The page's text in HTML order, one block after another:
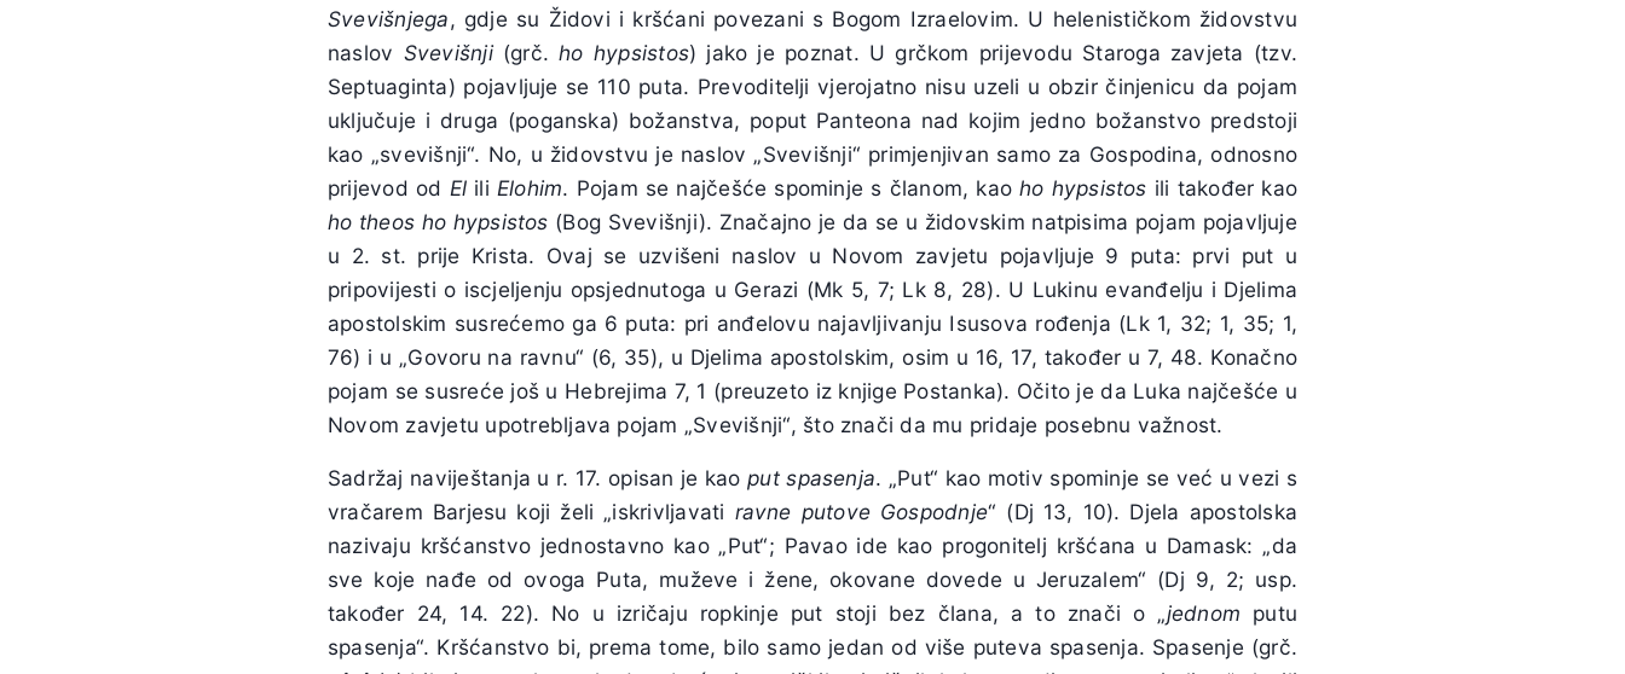
Svevišnjega, gdje su Židovi i kršćani povezani s Bogom Izraelovim. U helenističkom židovstvu
naslov Svevišnji (grč.ho hypsistos) jako je poznat. U grčkom prijevodu Staroga zavjeta (tzv.
Septuaginta) pojavljuje se 110 puta. Prevoditelji vjerojatno nisu uzeli u obzir činjenicu da pojam
uključuje i druga (poganska) božanstva, poput Panteona nad kojim jedno božanstvo predstoji
kao „svevišnji“. No, u židovstvu je naslov „Svevišnji“ primjenjivan samo za Gospodina, odnosno
prijevod od El ili Elohim. Pojam se najčešće spominje s članom, kaoho hypsistos ili također kao
ho theos ho hypsistos (Bog Svevišnji). Značajno je da se u židovskim natpisima pojam pojavljuje
u 2. st. prije Krista. Ovaj se uzvišeni naslov u Novom zavjetu pojavljuje 9 puta: prvi put u
pripovijesti o iscjeljenju opsjednutoga u Gerazi (Mk 5, 7; Lk 8, 28). U Lukinu evanđelju i Djelima
apostolskim susrećemo ga 6 puta: pri anđelovu najavljivanju Isusova rođenja (Lk 1, 32; 1, 35; 1,
76) i u „Govoru na ravnu“ (6, 35), u Djelima apostolskim, osim u 16, 17, također u 7, 48. Konačno
pojam se susreće još u Hebrejima 7, 1 (preuzeto iz knjige Postanka). Očito je da Luka najčešće u
Novom zavjetu upotrebljava pojam „Svevišnji“, što znači da mu pridaje posebnu važnost.
Sadržaj naviještanja u r. 17. opisan je kaoput spasenja. „Put“ kao motiv spominje se već u vezi s
vračarem Barjesu koji želi „iskrivljavati ravne putove Gospodnje“ (Dj 13, 10). Djela apostolska
nazivaju kršćanstvo jednostavno kao „Put“; Pavao ide kao progonitelj kršćana u Damask: „da
sve koje nađe od ovoga Puta, muževe i žene, okovane dovede u Jeruzalem“ (Dj 9, 2; usp.
također 24, 14. 22). No u izričaju ropkinje put stoji bez člana, a to znači o „jednom putu
spasenja“. Kršćanstvo bi, prema tome, bilo samo jedan od više puteva spasenja. Spasenje (grč.